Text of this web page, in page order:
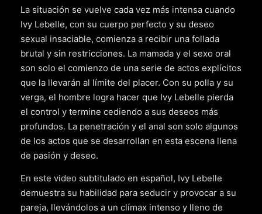
La situación se vuelve cada vez más intensa cuando
Ivy Lebelle, con su cuerpo perfecto y su deseo
sexual insaciable, comienza a recibir una follada
brutal y sin restricciones. La mamada y el sexo oral
son solo el comienzo de una serie de actos explícitos
que la llevarán al límite del placer. Con su polla y su
verga, el hombre logra hacer que Ivy Lebelle pierda
el control y termine cediendo a sus deseos más
profundos. La penetración y el anal son solo algunos
de los actos que se desarrollan en esta escena llena
de pasión y deseo.
En este video subtitulado en español, Ivy Lebelle
demuestra su habilidad para seducir y provocar a su
pareja, llevándolos a un clímax intenso y lleno de